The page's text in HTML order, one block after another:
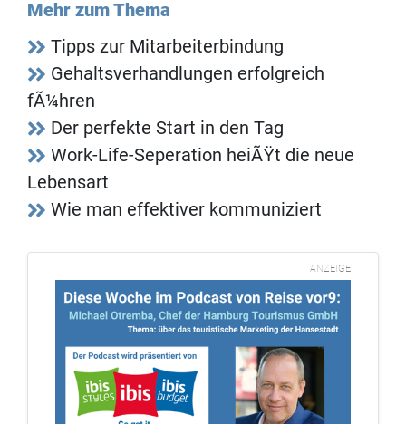
Mehr zum Thema
Tipps zur Mitarbeiterbindung
Gehaltsverhandlungen erfolgreich
fÃ¼hren
Der perfekte Start in den Tag
Work-Life-Seperation heiÃŸt die neue
Lebensart
Wie man effektiver kommuniziert
ANZEIGE